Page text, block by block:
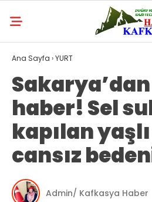
Ana Sayfa ›YURT
Sakarya’dan
haber! Sel
kapılan
cansız
Admin/ Kafkasya Haber